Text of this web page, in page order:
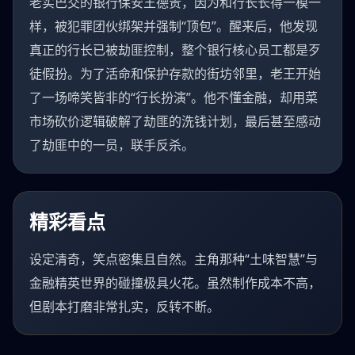
样，被犯罪团伙绑架并强制“顶包”。醒来后，他发现
真正的行长已被劫匪控制，整个银行核心员工都是歹
徒假扮。为了活命和保护存款的街坊邻里，老王开始
了一场啼笑皆非的“行长扮演”。他不懂金融，却用菜
市场砍价逻辑破解了劫匪的洗钱计划，最后甚至感动
了劫匪中的一员，联手反杀。
精彩看点
设定清奇，笑点密集且自然。主角那种“土味智慧”与
金融精英世界的碰撞极具火花。虽然制作成本不高，
但剧本打磨非常扎实，反转不断。